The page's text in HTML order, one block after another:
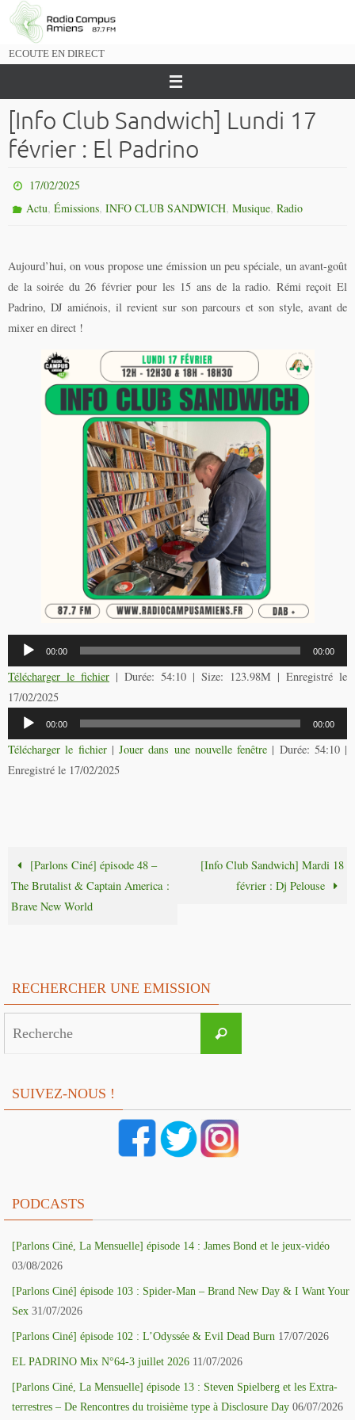
Passer
vers
ECOUTE EN DIRECT
[Info Club Sandwich] Lundi 17
février : El Padrino
17/02/2025
Actu,Émissions,INFO CLUB SANDWICH,Musique,Radio
Aujourd’hui, on vous propose une émission un peu spéciale, un avant-goût
de la soirée du 26 février pour les 15 ans de la radio. Rémi reçoit El
Padrino, DJ amiénois, il revient sur son parcours et son style, avant de
mixer en direct !
Lecteur
audio
00:00 00:00
Télécharger le fichier | Durée: 54:10 | Size: 123.98M | Enregistré le
17/02/2025
Lecteur
audio
00:00 00:00
Télécharger le fichier| Jouer dans une nouvelle fenêtre | Durée: 54:10|
Enregistré le 17/02/2025
[Parlons Ciné] épisode 48 –
The Brutalist & Captain America :
Brave New World
[Info Club Sandwich] Mardi 18
février : Dj Pelouse
RECHERCHER UNE EMISSION
Recherche
SUIVEZ-NOUS !
PODCASTS
[Parlons Ciné, La Mensuelle] épisode 14 : James Bond et le jeux-vidéo
03/08/2026
[Parlons Ciné] épisode 103 : Spider-Man – Brand New Day & I Want Your
Sex 31/07/2026
[Parlons Ciné] épisode 102 : L’Odyssée & Evil Dead Burn 17/07/2026
EL PADRINO Mix N°64-3 juillet 2026 11/07/2026
[Parlons Ciné, La Mensuelle] épisode 13 : Steven Spielberg et les Extra-
terrestres – De Rencontres du troisième type à Disclosure Day 06/07/2026